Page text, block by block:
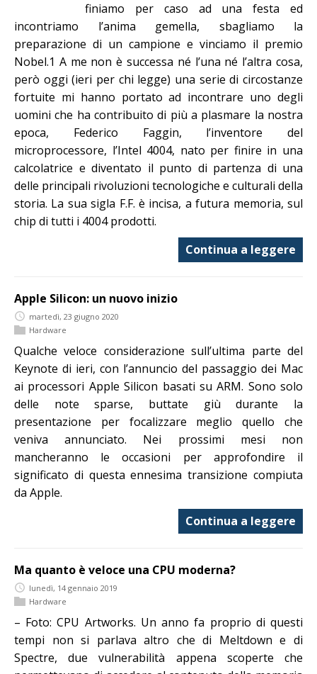
finiamo per caso ad una festa ed
incontriamo l’anima gemella, sbagliamo la
preparazione di un campione e vinciamo il premio
Nobel.1 A me non è successa né l’una né l’altra cosa,
però oggi (ieri per chi legge) una serie di circostanze
fortuite mi hanno portato ad incontrare uno degli
uomini che ha contribuito di più a plasmare la nostra
epoca, Federico Faggin, l’inventore del
microprocessore, l’Intel 4004, nato per finire in una
calcolatrice e diventato il punto di partenza di una
delle principali rivoluzioni tecnologiche e culturali della
storia. La sua sigla F.F. è incisa, a futura memoria, sul
chip di tutti i 4004 prodotti.
Continua a leggere
Apple Silicon: un nuovo inizio
martedì, 23 giugno 2020
Hardware
Qualche veloce considerazione sull’ultima parte del
Keynote di ieri, con l’annuncio del passaggio dei Mac
ai processori Apple Silicon basati su ARM. Sono solo
delle note sparse, buttate giù durante la
presentazione per focalizzare meglio quello che
veniva annunciato. Nei prossimi mesi non
mancheranno le occasioni per approfondire il
significato di questa ennesima transizione compiuta
da Apple.
Continua a leggere
Ma quanto è veloce una CPU moderna?
lunedì, 14 gennaio 2019
Hardware
– Foto: CPU Artworks. Un anno fa proprio di questi
tempi non si parlava altro che di Meltdown e di
Spectre, due vulnerabilità appena scoperte che